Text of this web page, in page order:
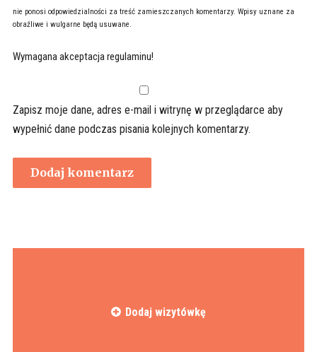
nie ponosi odpowiedzialności za treść zamieszczanych komentarzy. Wpisy uznane za
obraźliwe i wulgarne będą usuwane.
Wymagana akceptacja regulaminu!
Zapisz moje dane, adres e-mail i witrynę w przeglądarce aby
wypełnić dane podczas pisania kolejnych komentarzy.
Dodaj wizytówkę